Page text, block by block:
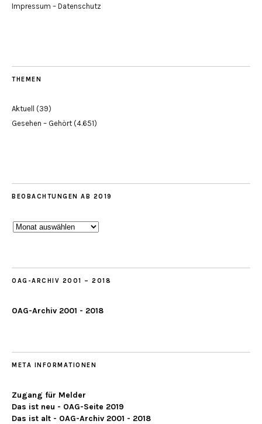
Impressum – Datenschutz
THEMEN
Aktuell (39)
Gesehen – Gehört (4.651)
BEOBACHTUNGEN AB 2019
Beobachtungen
OAG-ARCHIV 2001 – 2018
OAG-Archiv 2001 - 2018
META INFORMATIONEN
Zugang für Melder
Das ist neu - OAG-Seite 2019
Das ist alt - OAG-Archiv 2001 - 2018